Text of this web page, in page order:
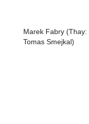
Marek Fabry (Thay:
Tomas Smejkal)